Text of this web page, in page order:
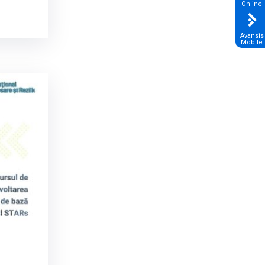
Online
Avansis
Mobile